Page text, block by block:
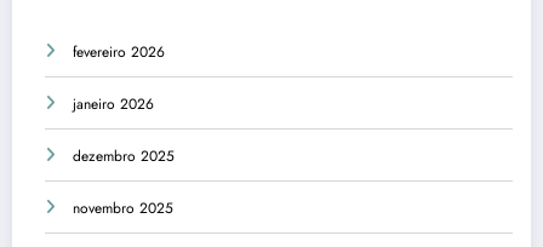
fevereiro 2026
janeiro 2026
dezembro 2025
novembro 2025